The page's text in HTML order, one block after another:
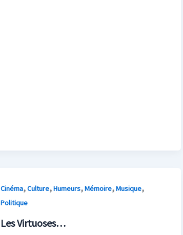
Cinéma,Culture,Humeurs,Mémoire,Musique,
Politique
Les Virtuoses…